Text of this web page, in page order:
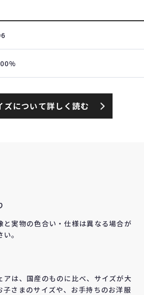
ズについて詳しく読む
と実物の色合い・仕様は異なる場合が
。
アは、国産のものに比べ、サイズが大
子さまのサイズや、お手持ちのお洋服